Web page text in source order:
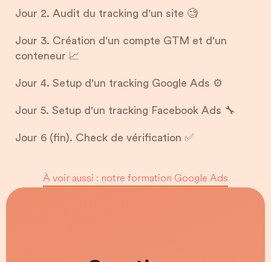
Jour 2. Audit du tracking d'un site 🧐
Jour 3. Création d'un compte GTM et d'un
conteneur 📈
Jour 4. Setup d'un tracking Google Ads ⚙️
Jour 5. Setup d'un tracking Facebook Ads 🔧
Jour 6 (fin). Check de vérification ✅
À voir aussi : notre formation Google Ads